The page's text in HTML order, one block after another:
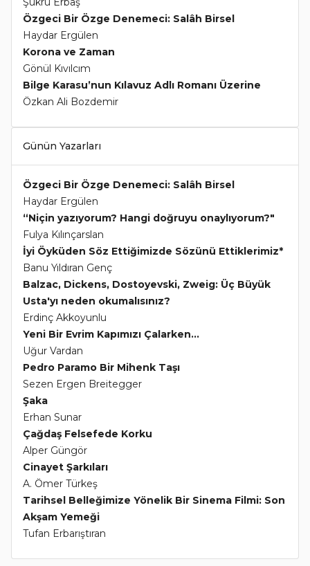
Özgeci Bir Özge Denemeci: Salâh Birsel
Haydar Ergülen
Korona ve Zaman
Gönül Kıvılcım
Bilge Karasu’nun Kılavuz Adlı Romanı Üzerine
Özkan Ali Bozdemir
Günün Yazarları
Özgeci Bir Özge Denemeci: Salâh Birsel
Haydar Ergülen
“Niçin yazıyorum? Hangi doğruyu onaylıyorum?"
Fulya Kılınçarslan
İyi Öyküden Söz Ettiğimizde Sözünü Ettiklerimiz*
Banu Yıldıran Genç
Balzac, Dickens, Dostoyevski, Zweig: Üç Büyük
Usta'yı neden okumalısınız?
Erdinç Akkoyunlu
Yeni Bir Evrim Kapımızı Çalarken...
Uğur Vardan
Pedro Paramo Bir Mihenk Taşı
Sezen Ergen Breitegger
Şaka
Erhan Sunar
Çağdaş Felsefede Korku
Alper Güngör
Cinayet Şarkıları
A. Ömer Türkeş
Tarihsel Belleğimize Yönelik Bir Sinema Filmi: Son
Akşam Yemeği
Tufan Erbarıştıran